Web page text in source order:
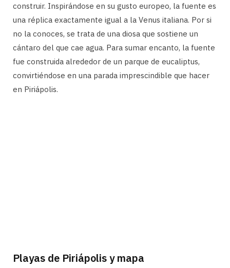
construir. Inspirándose en su gusto europeo, la fuente es
una réplica exactamente igual a la Venus italiana. Por si
no la conoces, se trata de una diosa que sostiene un
cántaro del que cae agua. Para sumar encanto, la fuente
fue construida alrededor de un parque de eucaliptus,
convirtiéndose en una parada imprescindible que hacer
en Piriápolis.
Playas de Piriápolis y mapa